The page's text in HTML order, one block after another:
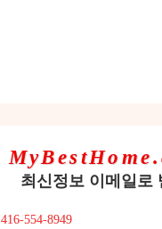
최신정보 이메일로
416-554-8949